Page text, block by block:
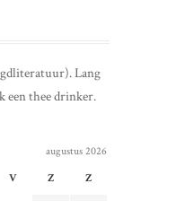
Lang
een thee drinker.
augustus 2026
V Z Z